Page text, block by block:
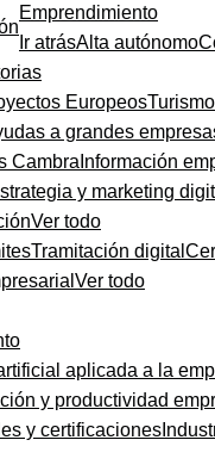
Emprendimiento
Ir atrásAlta autónomo
EuropeosTurismo
a grandes
Cambra Información
y marketing
Ver todo
Tramitación digital
Ver todo
aplicada a la
y productividad
y certificaciones